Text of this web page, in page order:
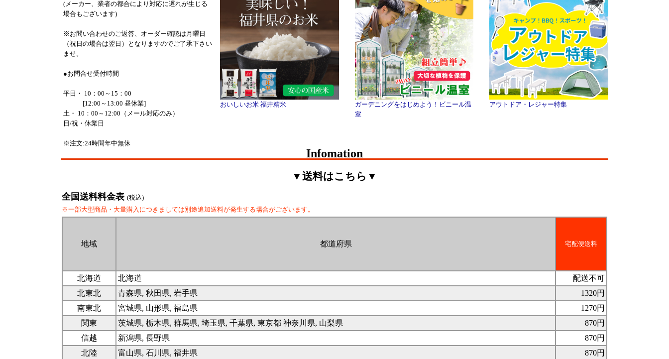
(メーカー、業者の都合により対応に遅れが生じる
場合もございます)
※お問い合わせのご返答、オーダー確認は月曜日
（祝日の場合は翌日）となりますのでご了承下さい
ませ。
●お問合せ受付時間
平日・ 10：00～15：00
[12:00～13:00 昼休業]
土・ 10：00～12:00（メール対応のみ）
日/祝・休業日
※注文:24時間年中無休
おいしいお米 福井精米
ガーデニングをはじめよう！ビニール温
室
アウトドア・レジャー特集
Infomation
▼送料はこちら▼
全国送料料金表 (税込)
※一部大型商品・大量購入につきましては別途追加送料が発生する場合がございます。
地域 都道府県 宅配便送料
北海道 北海道
配送不可
北東北
青森県, 秋田県, 岩手県
1320円
南東北
宮城県, 山形県, 福島県
1270円
関東
茨城県, 栃木県, 群馬県, 埼玉県, 千葉県, 東京都 神奈川県, 山梨県
870円
信越
新潟県, 長野県
870円
北陸
富山県, 石川県, 福井県 870円